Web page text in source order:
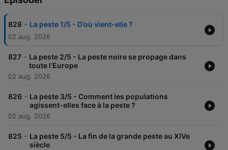
828 - La peste 1/5 - D’où vient-elle ?
02 aug. 2026
827 - La peste 2/5 - La peste noire se propage dans
toute l’Europe
02 aug. 2026
826 - La peste 3/5 - Comment les populations
agissent-elles face à la peste ?
02 aug. 2026
825 - La peste 5/5 - La fin de la grande peste au XIVe
siècle